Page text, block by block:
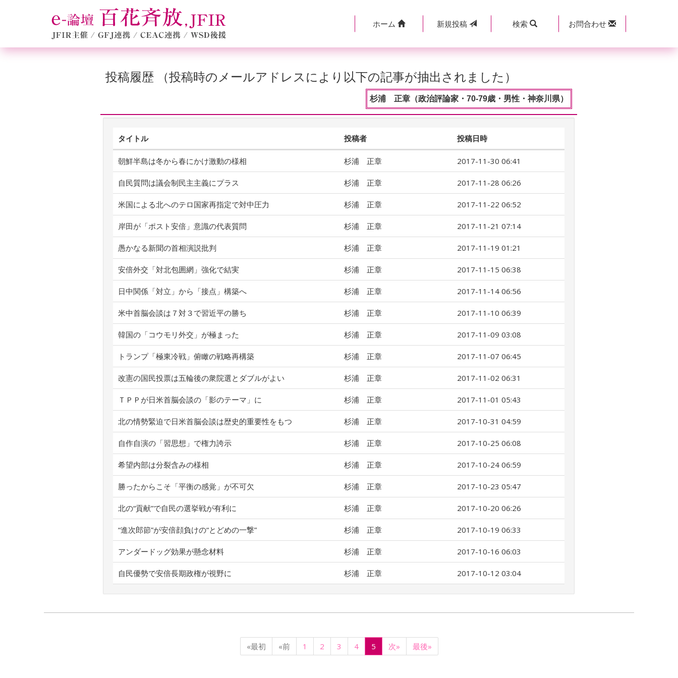
ホーム 新規投稿 検索 お問合わせ
投稿履歴 （投稿時のメールアドレスにより以下の記事が抽出されました）
杉浦 正章（政治評論家・70-79歳・男性・神奈川県）
タイトル 投稿者 投稿日時
朝鮮半島は冬から春にかけ激動の様相 杉浦 正章 2017-11-30 06:41
自民質問は議会制民主主義にプラス 杉浦 正章 2017-11-28 06:26
米国による北へのテロ国家再指定で対中圧力 杉浦 正章 2017-11-22 06:52
岸田が「ポスト安倍」意識の代表質問 杉浦 正章 2017-11-21 07:14
愚かなる新聞の首相演説批判 杉浦 正章 2017-11-19 01:21
安倍外交「対北包囲網」強化で結実 杉浦 正章 2017-11-15 06:38
日中関係「対立」から「接点」構築へ 杉浦 正章 2017-11-14 06:56
米中首脳会談は７対３で習近平の勝ち 杉浦 正章 2017-11-10 06:39
韓国の「コウモリ外交」が極まった 杉浦 正章 2017-11-09 03:08
トランプ「極東冷戦」俯瞰の戦略再構築 杉浦 正章 2017-11-07 06:45
改憲の国民投票は五輪後の衆院選とダブルがよい 杉浦 正章 2017-11-02 06:31
ＴＰＰが日米首脳会談の「影のテーマ」に 杉浦 正章 2017-11-01 05:43
北の情勢緊迫で日米首脳会談は歴史的重要性をもつ 杉浦 正章 2017-10-31 04:59
自作自演の「習思想」で権力誇示 杉浦 正章 2017-10-25 06:08
希望内部は分裂含みの様相 杉浦 正章 2017-10-24 06:59
勝ったからこそ「平衡の感覚」が不可欠 杉浦 正章 2017-10-23 05:47
北の“貢献”で自民の選挙戦が有利に 杉浦 正章 2017-10-20 06:26
“進次郎節”が安倍顔負けの“とどめの一撃” 杉浦 正章 2017-10-19 06:33
アンダードッグ効果が懸念材料 杉浦 正章 2017-10-16 06:03
自民優勢で安倍長期政権が視野に 杉浦 正章 2017-10-12 03:04
«最初 «前 1 2 3 4 5 次» 最後»